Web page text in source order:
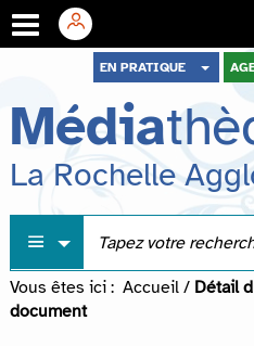
menu
contenu
recherche
EN PRATIQUE
Média
La Rochelle
Vous êtes ici : Accueil / Détail
document